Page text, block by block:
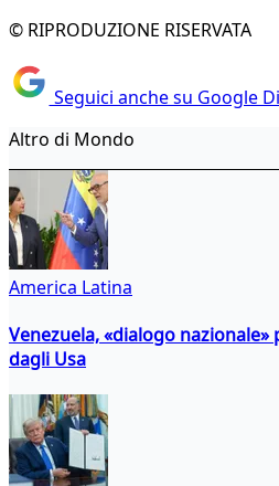
© RIPRODUZIONE RISERVATA
Seguici anche su Google
Altro di Mondo
America Latina
Venezuela, «dialogo
dagli Usa